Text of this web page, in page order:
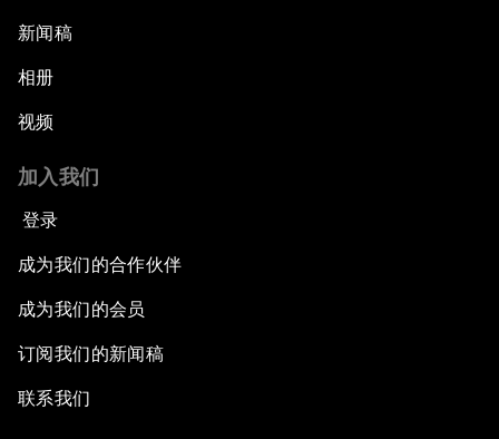
新闻稿
相册
视频
加入我们
登录
成为我们的合作伙伴
成为我们的会员
订阅我们的新闻稿
联系我们